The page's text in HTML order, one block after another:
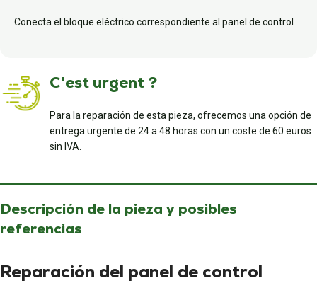
Conecta el bloque eléctrico correspondiente al panel de control
C'est urgent ?
Para la reparación de esta pieza, ofrecemos una opción de
entrega urgente de 24 a 48 horas con un coste de 60 euros
sin IVA.
Descripción de la pieza y posibles
referencias
Reparación del panel de control